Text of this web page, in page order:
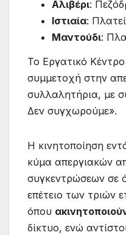
Αλιβέρι:
Ιστιαία:
Μαντούδι:
Το Εργατικό
συμμετοχή στην
συλλαλητήρια, με
Δεν συγχωρούμε».
Η κινητοποίηση
κύμα απεργιακών
συγκεντρώσεων σε
επέτειο των τριών
όπου
δίκτυο, ενώ